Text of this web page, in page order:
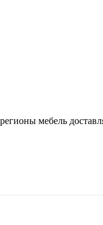
мебель